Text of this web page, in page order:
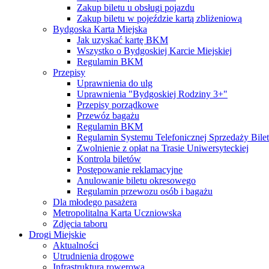
Zakup biletu u obsługi pojazdu
Zakup biletu w pojeździe kartą zbliżeniową
Bydgoska Karta Miejska
Jak uzyskać kartę BKM
Wszystko o Bydgoskiej Karcie Miejskiej
Regulamin BKM
Przepisy
Uprawnienia do ulg
Uprawnienia "Bydgoskiej Rodziny 3+"
Przepisy porządkowe
Przewóz bagażu
Regulamin BKM
Regulamin Systemu Telefonicznej Sprzedaży
Zwolnienie z opłat na Trasie Uniwersyteckiej
Kontrola biletów
Postępowanie reklamacyjne
Anulowanie biletu okresowego
Regulamin przewozu osób i bagażu
Dla młodego pasażera
Metropolitalna Karta Uczniowska
Zdjęcia taboru
Drogi Miejskie
Aktualności
Utrudnienia drogowe
Infrastruktura rowerowa